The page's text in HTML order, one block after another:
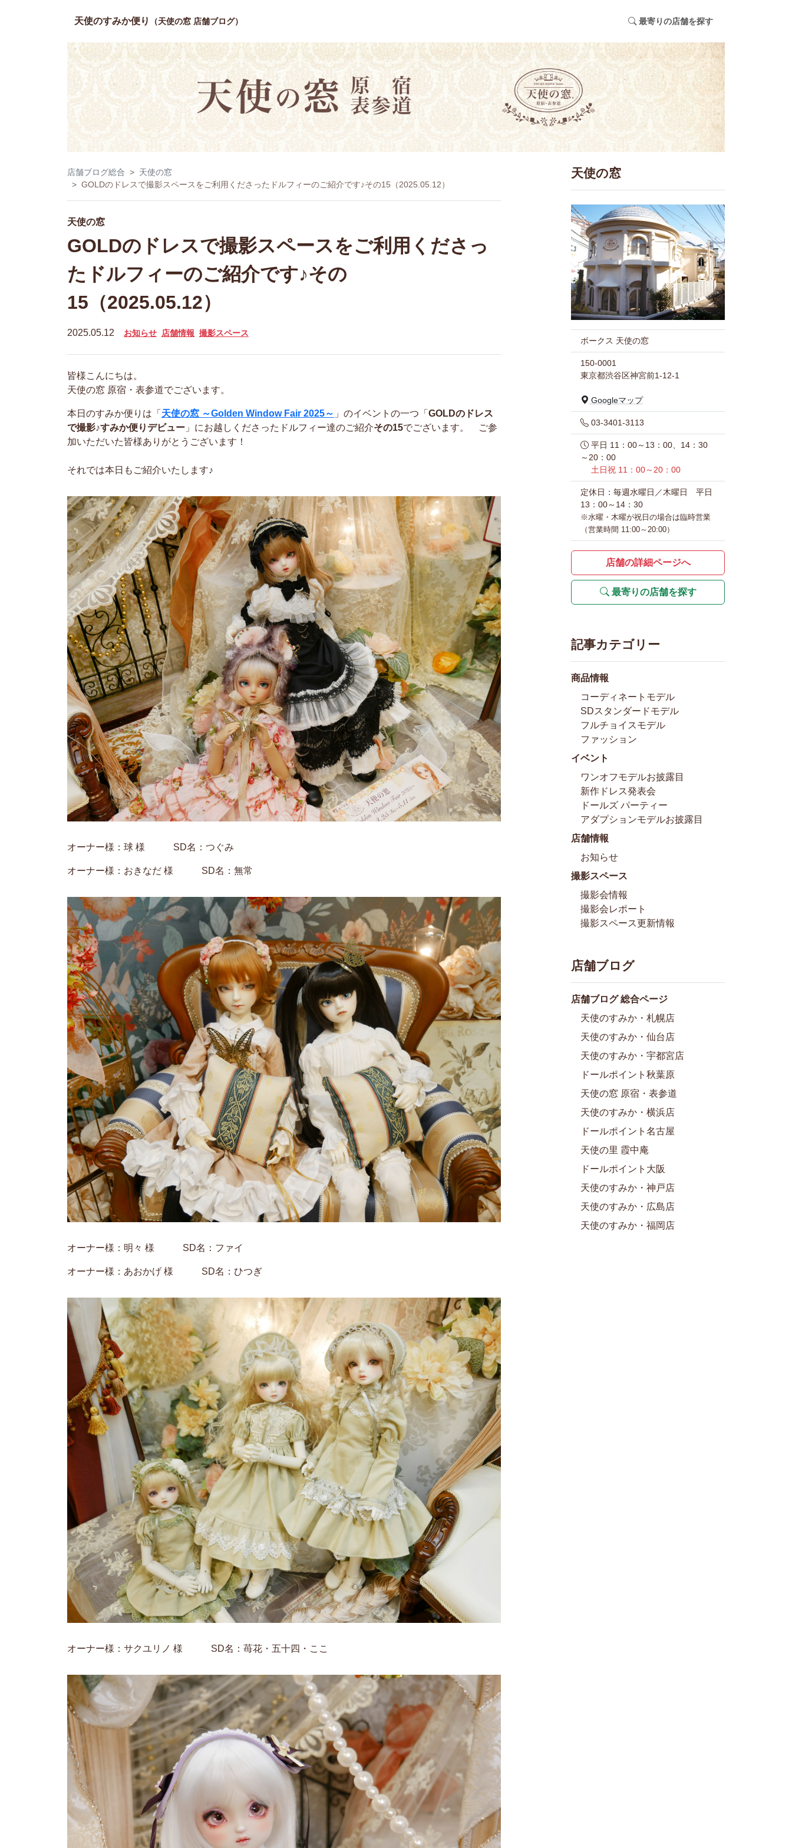
天使のすみか便り （天使の窓 店舗ブログ） 最寄りの店舗を探す
店舗ブログ総合
天使の窓
GOLDのドレスで撮影スペースをご利用くださったドルフィーのご紹介です♪その15（2025.05.12）
天使の窓
GOLDのドレスで撮影スペースをご利用くださっ
たドルフィーのご紹介です♪その
15（2025.05.12）
2025.05.12 お知らせ 店舗情報 撮影スペース
皆様こんにちは。
天使の窓 原宿・表参道でございます。
本日のすみか便りは「 天使の窓 ～Golden Window Fair 2025～ 」のイベントの一つ「 GOLDのドレス
で撮影♪すみか便りデビュー 」にお越しくださったドルフィー達のご紹介その15でございます。 ご参
加いただいた皆様ありがとうございます！
それでは本日もご紹介いたします♪
オーナー様：球 様 SD名：つぐみ
オーナー様：おきなだ 様 SD名：無常
オーナー様：明々 様 SD名：ファイ
オーナー様：あおかげ 様 SD名：ひつぎ
オーナー様：サクユリノ 様 SD名：苺花・五十四・ここ
天使の窓
ボークス 天使の窓
150-0001
東京都渋谷区神宮前1-12-1
Googleマップ
03-3401-3113
平日 11：00～13：00、14：30
～20：00
土日祝 11：00～20：00
定休日：毎週水曜日／木曜日 平日
13：00～14：30
※水曜・木曜が祝日の場合は臨時営業
（営業時間 11:00～20:00）
店舗の詳細ページへ
最寄りの店舗を探す
記事カテゴリー
商品情報
コーディネートモデル
SDスタンダードモデル
フルチョイスモデル
ファッション
イベント
ワンオフモデルお披露目
新作ドレス発表会
ドールズ パーティー
アダプションモデルお披露目
店舗情報
お知らせ
撮影スペース
撮影会情報
撮影会レポート
撮影スペース更新情報
店舗ブログ
店舗ブログ 総合ページ
天使のすみか・札幌店
天使のすみか・仙台店
天使のすみか・宇都宮店
ドールポイント秋葉原
天使の窓 原宿・表参道
天使のすみか・横浜店
ドールポイント名古屋
天使の里 霞中庵
ドールポイント大阪
天使のすみか・神戸店
天使のすみか・広島店
天使のすみか・福岡店